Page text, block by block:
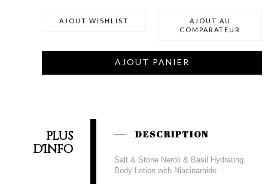
AJOUT WISHLIST
AJOUT AU
COMPARATEUR
AJOUT PANIER
PLUS
D'INFO
DESCRIPTION
Salt & Stone Neroli & Basil Hydrating
Body Lotion with Niacinamide :